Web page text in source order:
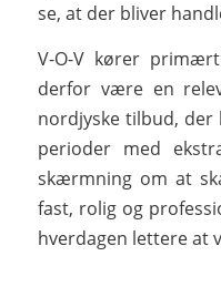
se, at der bliver
V-O-V kører
derfor være en
nordjyske tilbud,
perioder med
skærmning om at
fast, rolig og
hverdagen lettere at